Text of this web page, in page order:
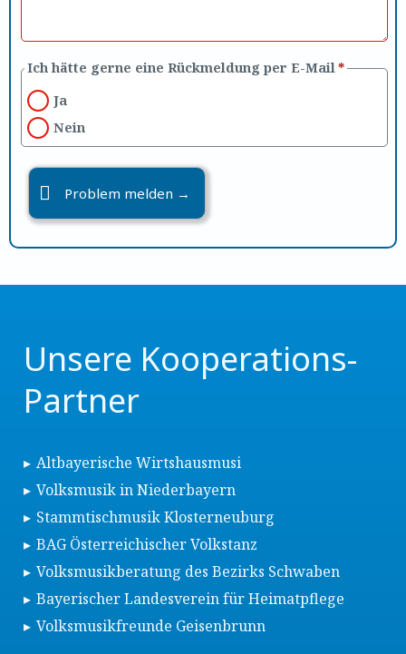
Ich hätte gerne eine Rückmeldung per E-Mail*
Ja
Nein
Unsere Kooperations-
Partner
Altbayerische Wirtshausmusi
Volksmusik in Niederbayern
Stammtischmusik Klosterneuburg
BAG Österreichischer Volkstanz
Volksmusikberatung des Bezirks Schwaben
Bayerischer Landesverein für Heimatpflege
Volksmusikfreunde Geisenbrunn